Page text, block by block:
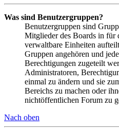
Was sind Benutzergruppen?
Benutzergruppen sind
Mitglieder des Boards in für
verwaltbare Einheiten
Gruppen angehören und
Berechtigungen zugeteilt
Administratoren,
einmal zu ändern und sie
Bereichs zu machen oder
nichtöffentlichen Forum zu
Nach oben